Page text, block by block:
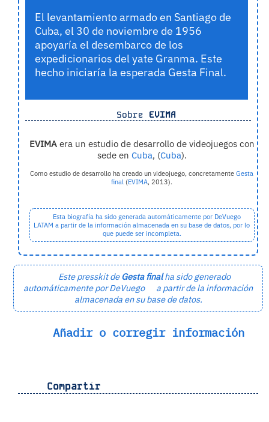
El levantamiento armado en Santiago de
Cuba, el 30 de noviembre de 1956
apoyaría el desembarco de los
expedicionarios del yate Granma. Este
hecho iniciaría la esperada Gesta Final.
Sobre EVIMA
EVIMAera un estudio de desarrollo de videojuegos con
sede en Cuba, (Cuba).
Como estudio de desarrollo ha creado un videojuego, concretamenteGesta
final (EVIMA, 2013).
Esta biografía ha sido generada automáticamente por DeVuego
LATAM a partir de la información almacenada en su base de datos, por lo
que puede ser incompleta.
Este presskit deGesta finalha sido generado
automáticamente por DeVuego
a partir de la información
almacenada en su base de datos.
Añadir o corregir información
Compartir